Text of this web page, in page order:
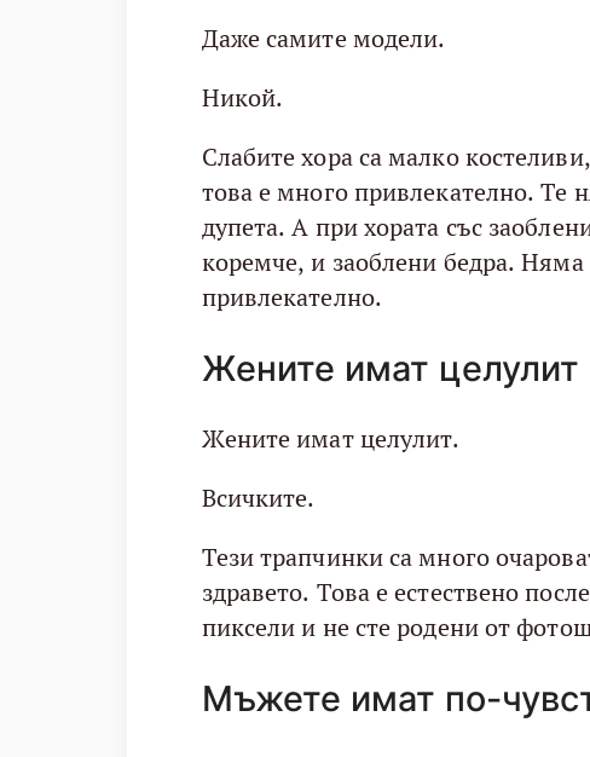
Даже самите модели.
Никой.
Слабите хора са малко
това е много привлекателно. Те
дупета. А при хората със
коремче, и заоблени бедра.
привлекателно.
Жените имат целулит
Жените имат целулит.
Всичките.
Тези трапчинки са много
здравето. Това е естествено
пиксели и не сте родени от
Мъжете имат по-